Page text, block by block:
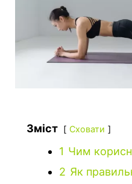
Зміст Сховати
1 Чим
2 Як